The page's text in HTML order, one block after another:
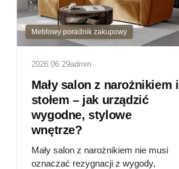
Meblowy poradnik zakupowy
2026.06.29admin
Mały salon z narożnikiem i
stołem – jak urządzić
wygodne, stylowe
wnętrze?
Mały salon z narożnikiem nie musi
oznaczać rezygnacji z wygody,